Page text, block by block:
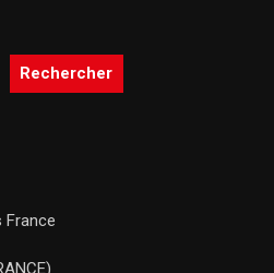
Rechercher
France